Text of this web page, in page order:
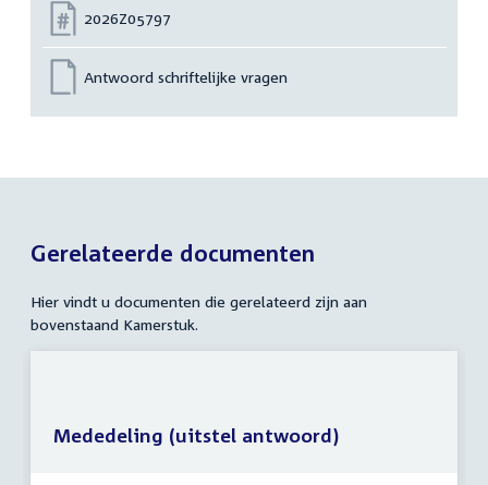
Nummer:
2026Z05797
Antwoord schriftelijke vragen
Gerelateerde documenten
Hier vindt u documenten die gerelateerd zijn aan
bovenstaand Kamerstuk.
Mededeling (uitstel antwoord)